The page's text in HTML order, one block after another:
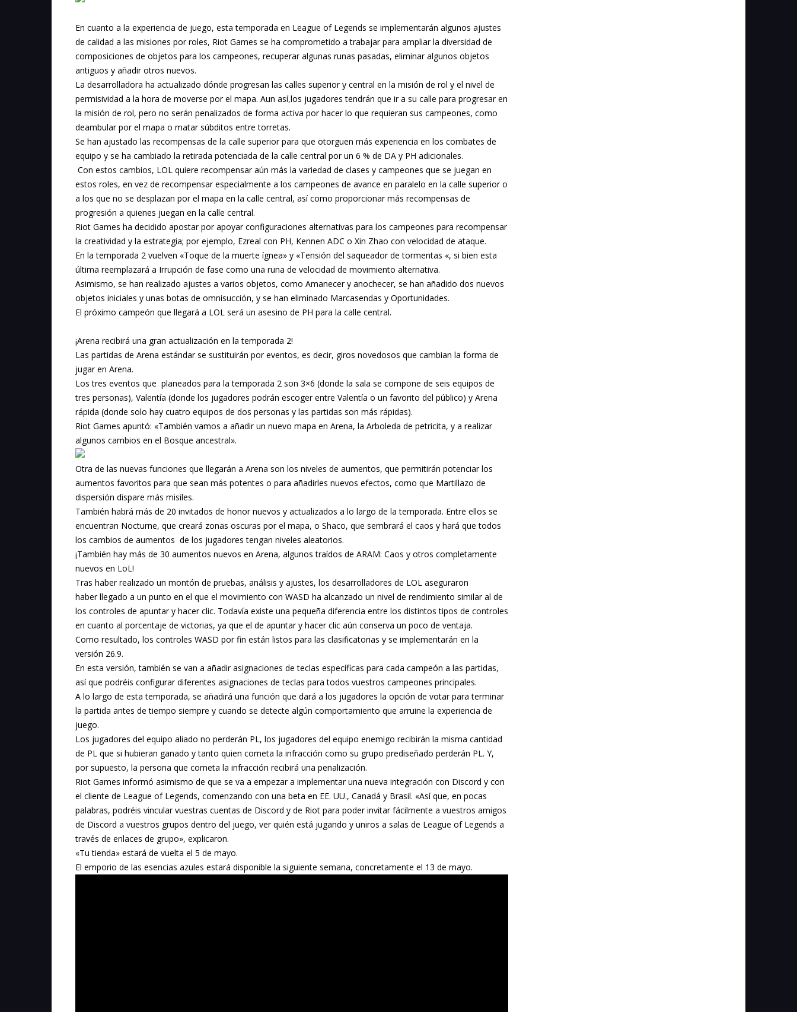
En cuanto a la experiencia de juego, esta temporada en League of Legends se implementarán algunos ajustes
de calidad a las misiones por roles, Riot Games se ha comprometido a trabajar para ampliar la diversidad de
composiciones de objetos para los campeones, recuperar algunas runas pasadas, eliminar algunos objetos
antiguos y añadir otros nuevos.
La desarrolladora ha actualizado dónde progresan las calles superior y central en la misión de rol y el nivel de
permisividad a la hora de moverse por el mapa. Aun así,los jugadores tendrán que ir a su calle para progresar en
la misión de rol, pero no serán penalizados de forma activa por hacer lo que requieran sus campeones, como
deambular por el mapa o matar súbditos entre torretas.
Se han ajustado las recompensas de la calle superior para que otorguen más experiencia en los combates de
equipo y se ha cambiado la retirada potenciada de la calle central por un 6 % de DA y PH adicionales.
Con estos cambios, LOL quiere recompensar aún más la variedad de clases y campeones que se juegan en
estos roles, en vez de recompensar especialmente a los campeones de avance en paralelo en la calle superior o
a los que no se desplazan por el mapa en la calle central, así como proporcionar más recompensas de
progresión a quienes juegan en la calle central.
Riot Games ha decidido apostar por apoyar configuraciones alternativas para los campeones para recompensar
la creatividad y la estrategia; por ejemplo, Ezreal con PH, Kennen ADC o Xin Zhao con velocidad de ataque.
En la temporada 2 vuelven «Toque de la muerte ígnea» y «Tensión del saqueador de tormentas «, si bien esta
última reemplazará a Irrupción de fase como una runa de velocidad de movimiento alternativa.
Asimismo, se han realizado ajustes a varios objetos, como Amanecer y anochecer, se han añadido dos nuevos
objetos iniciales y unas botas de omnisucción, y se han eliminado Marcasendas y Oportunidades.
El próximo campeón que llegará a LOL será un asesino de PH para la calle central.
¡Arena recibirá una gran actualización en la temporada 2!
Las partidas de Arena estándar se sustituirán por eventos, es decir, giros novedosos que cambian la forma de
jugar en Arena.
Los tres eventos que planeados para la temporada 2 son 3×6 (donde la sala se compone de seis equipos de
tres personas), Valentía (donde los jugadores podrán escoger entre Valentía o un favorito del público) y Arena
rápida (donde solo hay cuatro equipos de dos personas y las partidas son más rápidas).
Riot Games apuntó: «También vamos a añadir un nuevo mapa en Arena, la Arboleda de petricita, y a realizar
algunos cambios en el Bosque ancestral».
Otra de las nuevas funciones que llegarán a Arena son los niveles de aumentos, que permitirán potenciar los
aumentos favoritos para que sean más potentes o para añadirles nuevos efectos, como que Martillazo de
dispersión dispare más misiles.
También habrá más de 20 invitados de honor nuevos y actualizados a lo largo de la temporada. Entre ellos se
encuentran Nocturne, que creará zonas oscuras por el mapa, o Shaco, que sembrará el caos y hará que todos
los cambios de aumentos de los jugadores tengan niveles aleatorios.
¡También hay más de 30 aumentos nuevos en Arena, algunos traídos de ARAM: Caos y otros completamente
nuevos en LoL!
Tras haber realizado un montón de pruebas, análisis y ajustes, los desarrolladores de LOL aseguraron
haber llegado a un punto en el que el movimiento con WASD ha alcanzado un nivel de rendimiento similar al de
los controles de apuntar y hacer clic. Todavía existe una pequeña diferencia entre los distintos tipos de controles
en cuanto al porcentaje de victorias, ya que el de apuntar y hacer clic aún conserva un poco de ventaja.
Como resultado, los controles WASD por fin están listos para las clasificatorias y se implementarán en la
versión 26.9.
En esta versión, también se van a añadir asignaciones de teclas específicas para cada campeón a las partidas,
así que podréis configurar diferentes asignaciones de teclas para todos vuestros campeones principales.
A lo largo de esta temporada, se añadirá una función que dará a los jugadores la opción de votar para terminar
la partida antes de tiempo siempre y cuando se detecte algún comportamiento que arruine la experiencia de
juego.
Los jugadores del equipo aliado no perderán PL, los jugadores del equipo enemigo recibirán la misma cantidad
de PL que si hubieran ganado y tanto quien cometa la infracción como su grupo prediseñado perderán PL. Y,
por supuesto, la persona que cometa la infracción recibirá una penalización.
Riot Games informó asimismo de que se va a empezar a implementar una nueva integración con Discord y con
el cliente de League of Legends, comenzando con una beta en EE. UU., Canadá y Brasil. «Así que, en pocas
palabras, podréis vincular vuestras cuentas de Discord y de Riot para poder invitar fácilmente a vuestros amigos
de Discord a vuestros grupos dentro del juego, ver quién está jugando y uniros a salas de League of Legends a
través de enlaces de grupo», explicaron.
«Tu tienda» estará de vuelta el 5 de mayo.
El emporio de las esencias azules estará disponible la siguiente semana, concretamente el 13 de mayo.